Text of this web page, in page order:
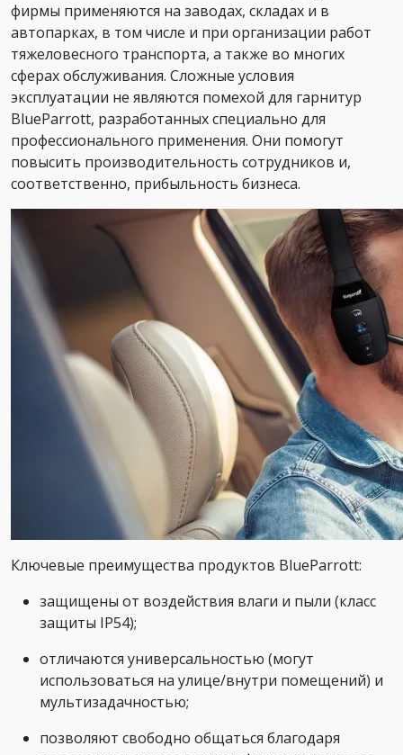
фирмы применяются на заводах, складах и в
автопарках, в том числе и при организации работ
тяжеловесного транспорта, а также во многих
сферах обслуживания. Сложные условия
эксплуатации не являются помехой для гарнитур
BlueParrott, разработанных специально для
профессионального применения. Они помогут
повысить производительность сотрудников и,
соответственно, прибыльность бизнеса.
Ключевые преимущества продуктов BlueParrott:
защищены от воздействия влаги и пыли (класс
защиты IP54);
отличаются универсальностью (могут
использоваться на улице/внутри помещений) и
мультизадачностью;
позволяют свободно общаться благодаря